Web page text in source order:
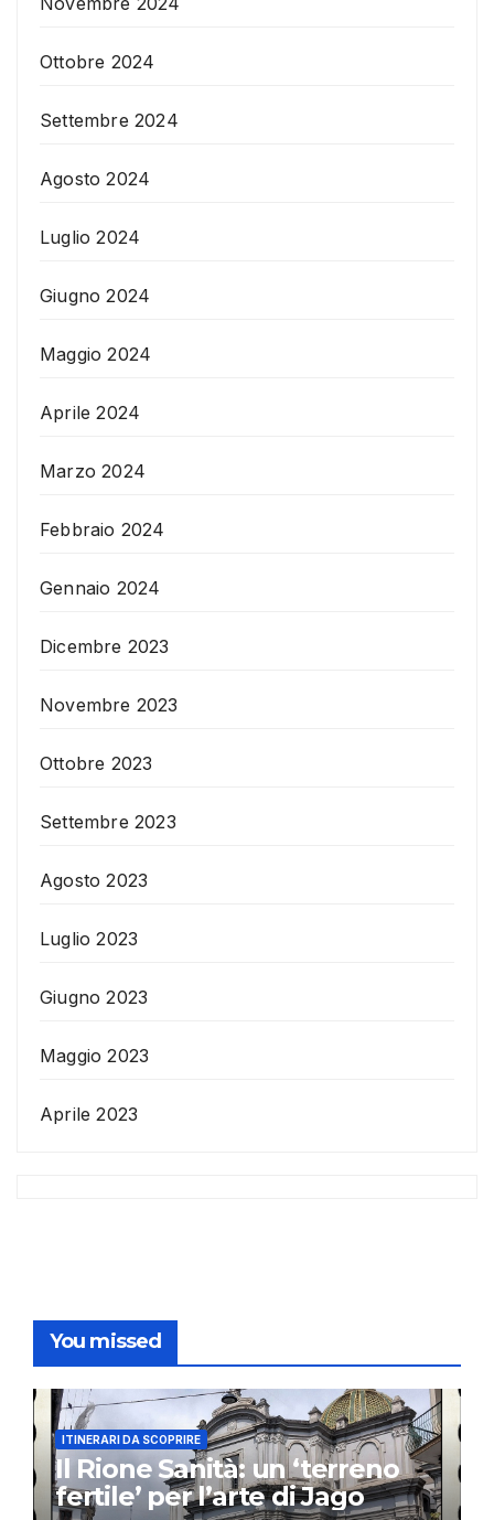
Ottobre 2024
Settembre 2024
Agosto 2024
Luglio 2024
Giugno 2024
Maggio 2024
Aprile 2024
Marzo 2024
Febbraio 2024
Gennaio 2024
Dicembre 2023
Novembre 2023
Ottobre 2023
Settembre 2023
Agosto 2023
Luglio 2023
Giugno 2023
Maggio 2023
Aprile 2023
You missed
ITINERARI DA SCOPRIRE
Il Rione Sanità: un ‘terreno
fertile’ per l’arte di Jago